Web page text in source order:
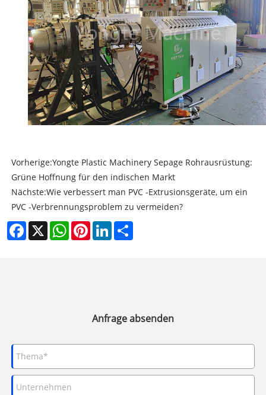
Vorherige:Yongte Plastic Machinery Sepage Rohrausrüstung:
Grüne Hoffnung für den indischen Markt
Nächste:Wie verbessert man PVC -Extrusionsgeräte, um ein
PVC -Verbrennungsproblem zu vermeiden?
Facebook
X WhatsAppPinterestLinkedIn
Anfrage absenden